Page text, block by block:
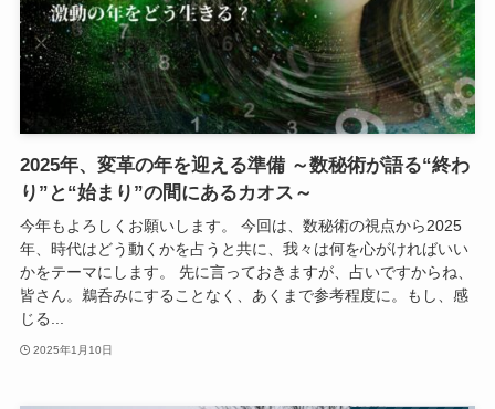
2025年、変革の年を迎える準備 ～数秘術が語る“終わ
り”と“始まり”の間にあるカオス～
今年もよろしくお願いします。 今回は、数秘術の視点から2025
年、時代はどう動くかを占うと共に、我々は何を心がければいい
かをテーマにします。 先に言っておきますが、占いですからね、
皆さん。鵜呑みにすることなく、あくまで参考程度に。もし、感
じる...
2025年1月10日